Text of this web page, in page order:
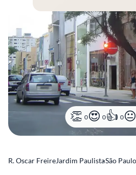
0 0 0
R. Oscar FreireJardim Paulista-São Paulo